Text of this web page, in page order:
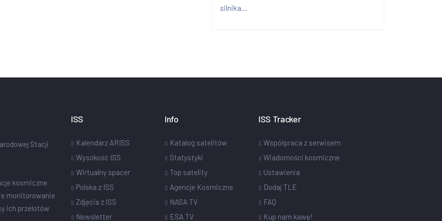
silnika...
Stacji
kosmiczne
monitorowanie
ich przelotów
ISS
Kalendarz ARISS
Wysokość ISS
Wirtualny spacer
Polska z ISS
Zdjęcia z ISS
Newsletter
Info
Katalog satelitów
Statystyki
Top satelity
Agencje Kosmiczne
NASA TV
ESA TV
ISS Tracker
Współpraca z serwisem
Wiadomości kosmiczne
Ustawienia
Dodaj TLE
FAQ
Kup nam kawę!